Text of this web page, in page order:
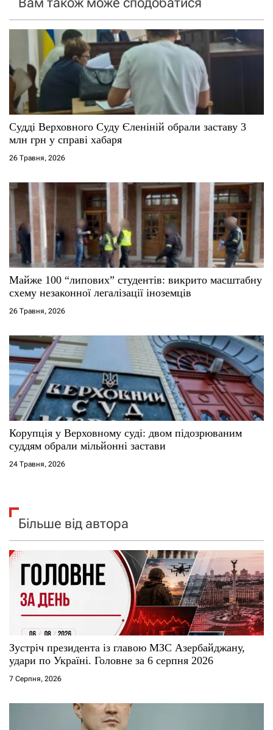
а
п
и
с
і
в
Судді Верховного Суду Єленіній обрали заставу 3
млн грн у справі хабаря
26 Травня, 2026
Майже 100 “липових” студентів: викрито масштабну
схему незаконної легалізації іноземців
26 Травня, 2026
Корупція у Верховному суді: двом підозрюваним
суддям обрали мільйонні застави
24 Травня, 2026
Більше від автора
Зустріч президента із главою МЗС Азербайджану,
удари по Україні. Головне за 6 серпня 2026
7 Серпня, 2026